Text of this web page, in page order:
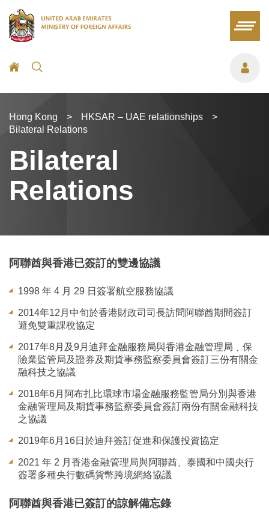
Hong Kong > HKSAR – UAE relationships
>
Bilateral Relations
Bilateral
Relations
阿聯酋與香港已簽訂的雙邊協議
1998 年 4 月 29 日簽署航空服務協議
2014年12月中旬於香港財政司司長訪問阿聯酋期間簽訂
避免雙重課稅協定
2017年8月及9月迪拜金融服務局與香港金融管理局﹑保
險業監管局及證券及期貨事務監察委員會簽訂三份有關金
融科技之協議
2018年6月阿布扎比環球市場金融服務監管局分別與香港
金融管理局及期貨事務監察委員會簽訂兩份有關金融科技
之協議
2019年6月16日於迪拜簽訂促進和保護投資協定
2021 年 2 月香港金融管理局與阿聯酋、泰國和中國央行
簽署多種央行數碼貨幣跨境網絡協議
阿聯酋與香港已簽訂的諒解備忘錄